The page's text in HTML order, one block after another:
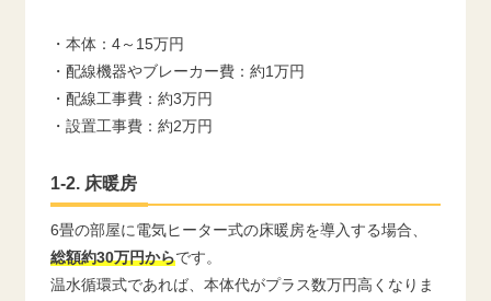
・本体：4～15万円
・配線機器やブレーカー費：約1万円
・配線工事費：約3万円
・設置工事費：約2万円
1-2. 床暖房
6畳の部屋に電気ヒーター式の床暖房を導入する場合、
総額約30万円からです。
温水循環式であれば、本体代がプラス数万円高くなりま